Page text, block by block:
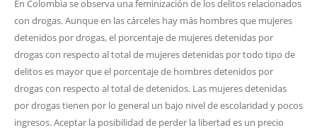
En Colombia se observa una feminización de los delitos relacionados
con drogas. Aunque en las cárceles hay más hombres que mujeres
detenidos por drogas, el porcentaje de mujeres detenidas por
drogas con respecto al total de mujeres detenidas por todo tipo de
delitos es mayor que el porcentaje de hombres detenidos por
drogas con respecto al total de detenidos. Las mujeres detenidas
por drogas tienen por lo general un bajo nivel de escolaridad y pocos
ingresos. Aceptar la posibilidad de perder la libertad es un precio